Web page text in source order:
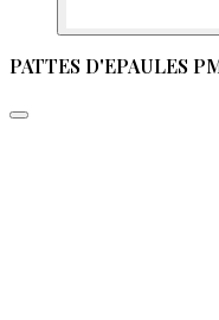
PATTES D'EPAULES